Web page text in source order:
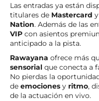
Las entradas ya están
titulares de Mastercard
Nation. Además de las
VIP con asientos
anticipado a la pista.
Rawayana ofrece más
sensorial que conecta a
No pierdas la
de emociones y ritmo,
de la actuación en vivo.